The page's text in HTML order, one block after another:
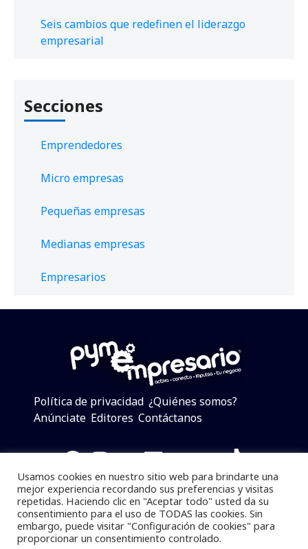
Seis cambios que redefinen el liderazgo
empresarial
Secciones
Emprendedores
Micro empresas
Pequeñas empresas
Medianas empresas
Empresarios
Política de privacidad ¿Quiénes somos?
Anúnciate Editores Contáctanos
Facebook
Instagram
Twitter
LinkedIn
Telegram
YouTube
TikTok
Pymempresario © 2025 Todos los derechos reservados.
Se prohibe el uso de la información total o parcial sin
Usamos cookies en nuestro sitio web para brindarte una
mejor experiencia recordando sus preferencias y visitas
repetidas. Haciendo clic en "Aceptar todo" usted da su
consentimiento para el uso de TODAS las cookies. Sin
embargo, puede visitar "Configuración de cookies" para
proporcionar un consentimiento controlado.